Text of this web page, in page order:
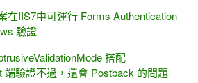
在IIS7中可運行 Forms Authentication
驗證
搭配
端驗證不過，還會 Postback 的問題